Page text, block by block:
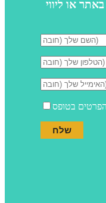
או ליווי
בטופס